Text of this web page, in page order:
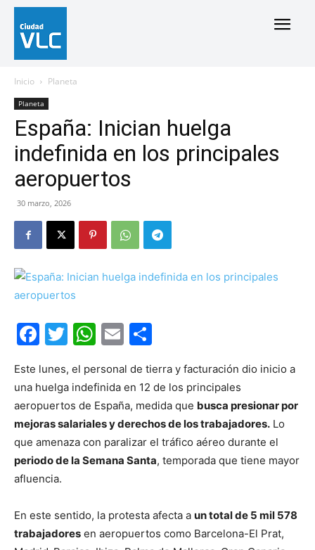
Inicio Planeta
Planeta
España: Inician huelga
indefinida en los principales
aeropuertos
30 marzo, 2026
Facebook
Twitter
WhatsApp
Email
Este lunes, el personal de tierra y facturación dio inicio a
una huelga indefinida en 12 de los principales
aeropuertos de España, medida que busca presionar por
mejoras salariales y derechos de los trabajadores. Lo
que amenaza con paralizar el tráfico aéreo durante el
periodo de la Semana Santa, temporada que tiene mayor
afluencia.
En este sentido, la protesta afecta a un total de 5 mil 578
trabajadores en aeropuertos como Barcelona-El Prat,